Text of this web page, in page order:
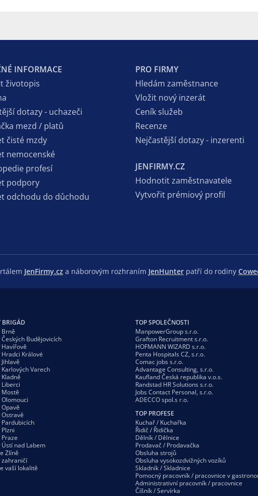
INFORMACE
životopis
dotazy - uchazeči
mezd / platů
čisté mzdy
nemocenské
profesí
podpory
odchodu do důchodu
PRO FIRMY
Hledám zaměstnance
Vložit nový inzerát
Ceník služeb
Recenze
Nejčastější dotazy - inzerenti
JENFIRMY.CZ
Hodnotit zaměstnavatele
Vytvořit prémiový profil
JenFirmy.cz a náborovým rozhraním JenHunter patří do rodiny
BRIGÁD
Brně
Budějovicích
Králové
Varech
Mostě
nad Labem
Zlíně
zahraničí
vaší lokalitě
TOP SPOLEČNOSTI
ManpowerGroup s.r.o.
Grafton Recruitment s.r.o.
HOFMANN WIZARD s.r.o.
Penta Hospitals CZ, s.r.o.
Comac jobs s.r.o.
Advantage Consulting, s.r.o.
Kaufland Česká republika v.o.s.
Randstad HR Solutions s.r.o.
Jobs Contact Personal, s.r.o.
ADECCO spol.s r.o.
TOP PROFESE
Kuchař / Kuchařka
Řidič / Řidička
Dělník / Dělnice
Prodavač / Prodavačka
Obsluha strojů
Obsluha vysokozdvižných vozíků
Skladník / Skladnice
Pomocný pracovník / pracovnice v
Administrativní pracovník / pracovnice
Číšník / Servírka